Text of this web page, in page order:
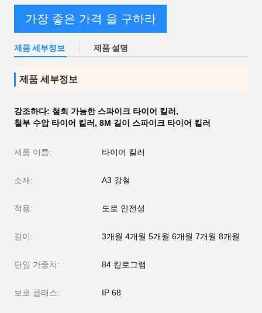
가장 좋은 가격 을 구하라
제품 세부정보 제품 설명
제품 세부정보
강조하다: 철회 가능한 스파이크 타이어 킬러 ,
철부 수압 타이어 킬러 , 8M 길이 스파이크 타이어 킬러
제품 이름: 타이어 킬러
소재: A3 강철
적용: 도로 안전성
길이: 3개월 4개월 5개월 6개월 7개월 8개월
단일 가중치: 84 킬로그램
보호 클래스: IP 68